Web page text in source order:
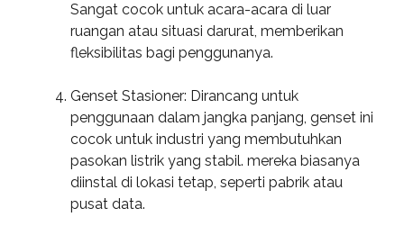
Sangat cocok untuk acara-acara di luar
ruangan atau situasi darurat, memberikan
fleksibilitas bagi penggunanya.
Genset Stasioner: Dirancang untuk
penggunaan dalam jangka panjang, genset ini
cocok untuk industri yang membutuhkan
pasokan listrik yang stabil. mereka biasanya
diinstal di lokasi tetap, seperti pabrik atau
pusat data.